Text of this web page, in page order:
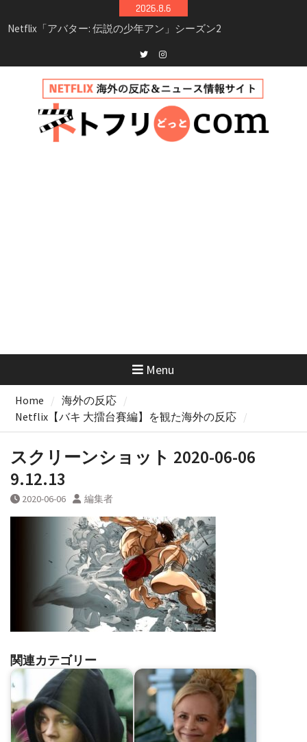
to
2026.8.6
シーズン3最新情報
Netflix映画「ボイスメールで恋をして」キャス
イッチ主演ロマコメ
新決定！2027年撮影開始へ
兄弟大騒動のコメディ映画「リトル・ブラザ
ー」がNetflixで配信！─キャスト・あらすじ・
見どころまとめ
Twitterinstagram
Menu
Home
海外の反応
Netflix【バキ 大擂台賽編】を観た海外の反応
スクリーンショット 2020-06-06
9.12.13
2020-06-06 編集者
関連カテゴリー